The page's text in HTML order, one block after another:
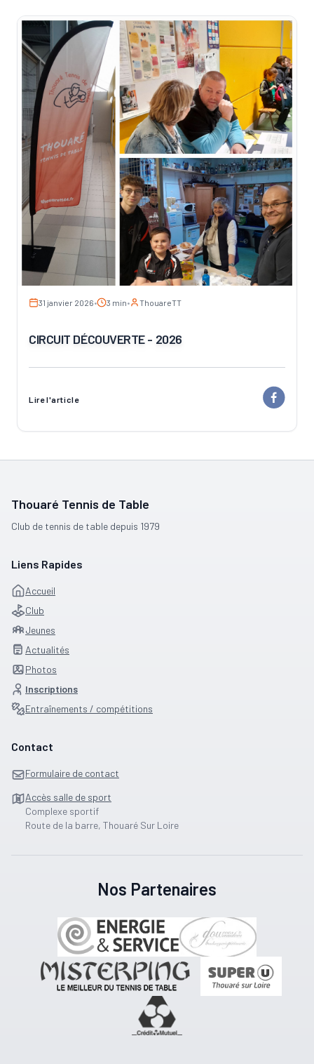
31 janvier 2026• 3 min• ThouareTT
CIRCUIT DÉCOUVERTE - 2026
Lire l'article
Thouaré Tennis de Table
Club de tennis de table depuis 1979
Liens Rapides
Accueil
Club
Jeunes
Actualités
Photos
Inscriptions
Entraînements / compétitions
Contact
Formulaire de contact
Accès salle de sport
Complexe sportif
Route de la barre, Thouaré Sur Loire
Nos Partenaires